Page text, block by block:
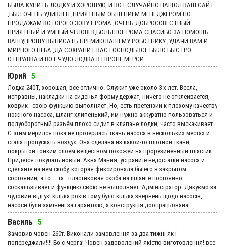
БЫЛА КУПИТЬ ЛОДКУ И ХОРОШУЮ, И ВОТ СЛУЧАЙНО НАЩОЛ ВАШ САЙТ
,БЫЛ ОЧЕНЬ УДИВЛЕН ,ПРИЯТНЫМ ОБЩЕНИЕМ МЕНЕДЖЕРОМ ПО
ПРОДАЖАМ КОТОРОГО ЗОВУТ РОМА ,ОЧЕНЬ ДОБРОСОВЕСТНЫЙ
ПРИЯТНЫЙ И УМНЫЙ ЧЕЛОВЕК,БОЛЬШОЕ РОМА СПАСИБО ЗА ПОМОЩЬ
ВАШУ,ПРОШУ ВЫПИСАТЬ ПРЕМИЮ ВАШЕМУ РОБОТНИКУ ,УДАЧИ ВАМ И
МИРНОГО НЕБА ,ДА СОХРАНИТ ВАС ГОСПОДЬВСЕ БЫЛО БЫСТРО
ОТПРАВКА И ВОТ ЧУДО ЛОДКА В ЕВРОПЕ МЕРСИ
Юрий 5
Лодка 240Т, хорошая, все отлично. Служит уже около 3-х лет. Весла,
исправны, накладки на сиденья форму держат, ничего не отклеивается,
коврик - свою функцию выполняет. Но, есть претензии к плохому качеству
ножного насоса, шланг хлипенький, им нужно аккуратно пользоваться и
полуоборотный разьём плохо сидит в клапане лодки, часто выскакивает.
С этим мерился пока не протерлась ткань насоса в нескольких местах и
стала пропускать воздух. Она сделана из какой-то плотной ткани,
покрытой тонким слоем веществом похожей на прорезиненный пластик.
Придется покупать новый. Аква Мания, устраните недостатки насоса и
сделайте на нем скобу, которая фиксировала бы его в закрытом
состоянии, а то ... та...пластиковая скоба на шланге постоянно
соскальзывает и функцию свою не выполняет. Адмiнiстратор: Дякуємо за
чудовий вiдгук! кілька років тому було кілька звернень щодо насосів,
насоси були замінені за гарантією, а конструкція доопрацьована.
Василь 5
Замовив човен 260т. Виконали замовлення за два тижні як і
попереджали!!!! Бо є черга! Човен задоволений якістю виготовлення! все